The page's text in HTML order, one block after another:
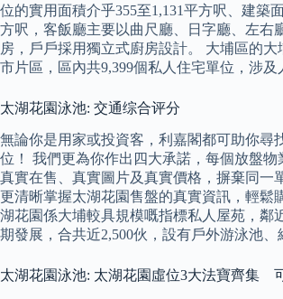
位的實用面積介乎355至1,131平方呎、建築
方呎，客飯廳主要以曲尺廳、日字廳、左右
房，戶戶採用獨立式廚房設計。 大埔區的大
市片區，區內共9,399個私人住宅單位，涉及
太湖花園泳池: 交通综合评分
無論你是用家或投資客，利嘉閣都可助你尋
位！ 我們更為你作出四大承諾，每個放盤物
真實在售、真實圖片及真實價格，摒棄同一
更清晰掌握太湖花園售盤的真實資訊，輕鬆
湖花園係大埔較具規模嘅指標私人屋苑，鄰
期發展，合共近2,500伙，設有戶外游泳池、
太湖花園泳池: 太湖花園虛位3大法寶齊集